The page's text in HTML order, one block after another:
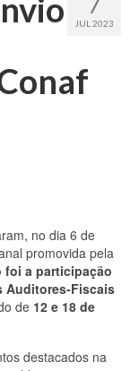
7
JUL 2023
no dia 6 de
promovida pela
foi a participação
Auditores-Fiscais
de 12 e 18 de
destacados na